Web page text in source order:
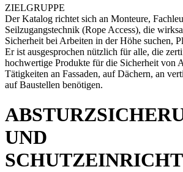
ZIELGRUPPE
Der Katalog richtet sich an Monteure,
Seilzugangstechnik (Rope Access), die
Sicherheit bei Arbeiten in der Höhe suchen,
Er ist ausgesprochen nützlich für alle, die
hochwertige Produkte für die Sicherheit von
Tätigkeiten an Fassaden, auf Dächern, an
auf Baustellen benötigen.
UND